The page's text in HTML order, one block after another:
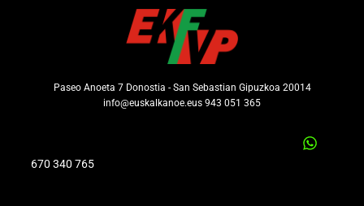
Paseo Anoeta 7 Donostia - San Sebastian Gipuzkoa 20014
info@euskalkanoe.eus 943 051 365
670 340 765